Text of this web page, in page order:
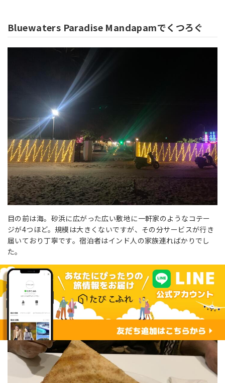
Bluewaters Paradise Mandapamでくつろぐ
目の前は海。砂浜に広がった広い敷地に一軒家のようなコテー
ジが4つほど。規模は大きくないですが、その分サービスが行き
届いており丁寧です。宿泊者はインド人の家族連ればかりでし
た。